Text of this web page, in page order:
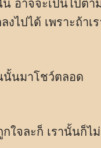
อาจจะเป็นไปตา
ไปได้ เพราะถ้าเ
นั้นมาโชว์ตลอด
ใจละก็ เรานั้นก็ไม่